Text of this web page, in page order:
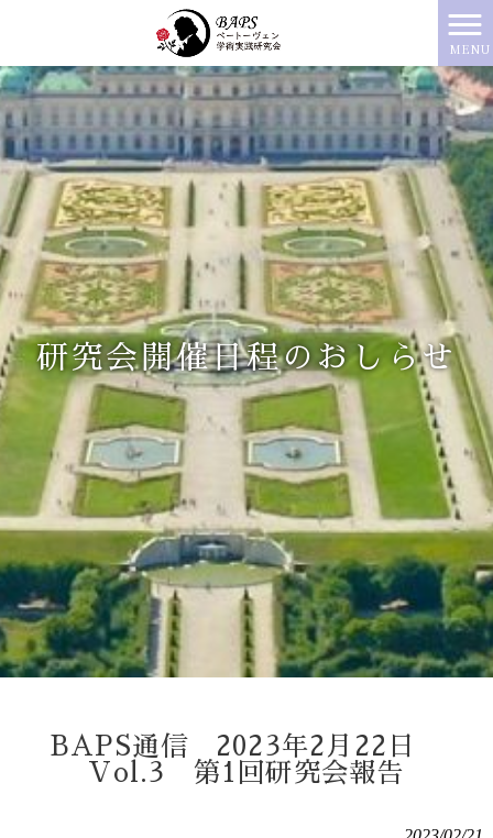
MENU
研究会開催日程のおしらせ
BAPS通信 2023年2月22日
Vol.3 第1回研究会報告